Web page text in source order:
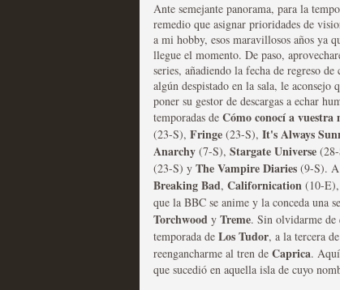
La barrera de las
desde Silicon Valley
MOLTISANTI
Recomendación de la semana
Mi experiencia
Ante semejante panorama, para la
remedio que asignar prioridades de
a mi hobby, esos maravillosos años ya
llegue el momento. De paso,
series, añadiendo la fecha de regreso de
algún despistado en la sala, le
poner su gestor de descargas a echar
temporadas de Cómo conocí a vuestra
(23-S), Fringe (23-S), It's Always
Anarchy (7-S), Stargate Universe
(23-S) y The Vampire Diaries (9-S). A
Breaking Bad, Californication (10-E),
que la BBC se anime y la conceda una
Torchwood y Treme. Sin olvidarme de
temporada de Los Tudor, a la tercera de
reengancharme al tren de Caprica.
que sucedió en aquella isla de cuyo